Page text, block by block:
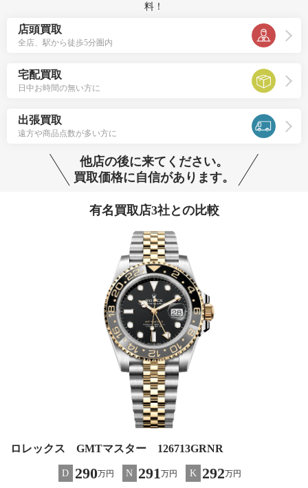
料！
店頭買取
全店、駅から徒歩5分圏内
宅配買取
日中お時間の無い方に
出張買取
遠方や商品点数が多い方に
他店の後に来てください。
買取価格に自信があります。
有名買取店3社との比較
ロレックス GMTマスター 126713GRNR
D 290万円 N 291万円 K 292万円